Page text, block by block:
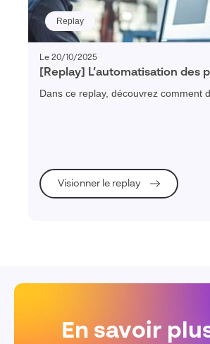
Replay
Le 20/10/2025
[Replay] L’automatisation des
Comment structurer,
vos processus métier
Dans ce replay, découvrez comment
Visionner le replay
En savoir